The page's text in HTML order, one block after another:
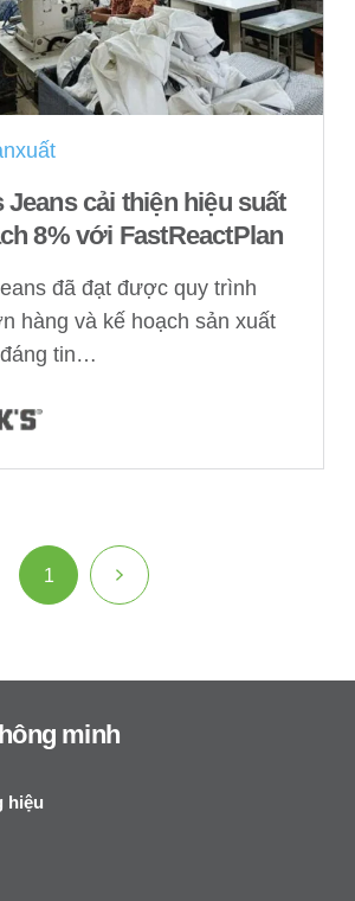
Jeans cải thiện hiệu suất
8% với FastReactPlan
đã đạt được quy trình
hàng và kế hoạch sản xuất
tin…
1
minh
hiệu